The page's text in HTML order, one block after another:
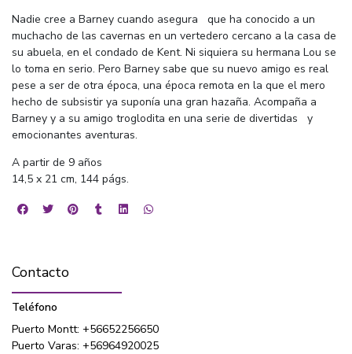
Nadie cree a Barney cuando asegura que ha conocido a un
muchacho de las cavernas en un vertedero cercano a la casa de
su abuela, en el condado de Kent. Ni siquiera su hermana Lou se
lo toma en serio. Pero Barney sabe que su nuevo amigo es real
pese a ser de otra época, una época remota en la que el mero
hecho de subsistir ya suponía una gran hazaña. Acompaña a
Barney y a su amigo troglodita en una serie de divertidas y
emocionantes aventuras.
A partir de 9 años
14,5 x 21 cm, 144 págs.
Contacto
Teléfono
Puerto Montt: +56652256650
Puerto Varas: +56964920025